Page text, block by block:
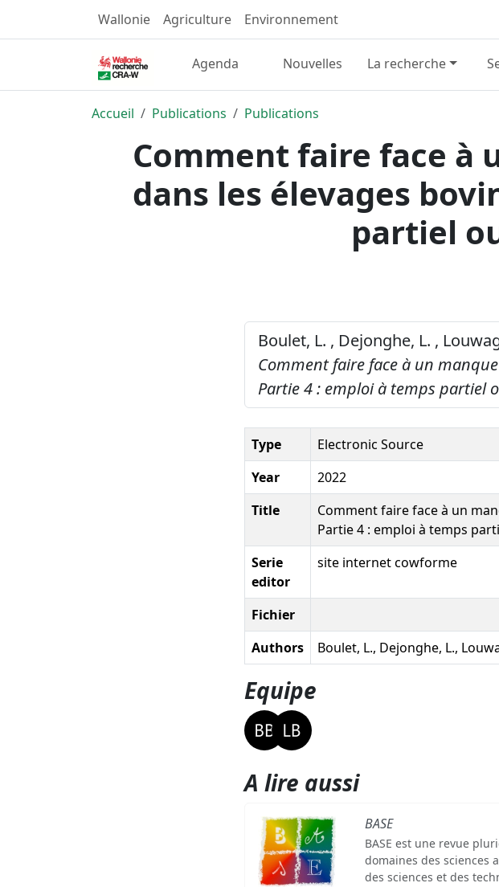
Wallonie Agriculture Environnement
Agenda Nouvelles La recherche
Accueil Publications Publications
Comment faire face à
dans les élevages
partiel
Boulet, L. , Dejonghe, L. ,
Comment faire face à un
Partie 4 : emploi à temps partiel
Type
Electronic Source
Year
2022
Title
Comment faire face à un
Partie 4 : emploi à temps
Serie
editor
site internet cowforme
Fichier
Authors
Boulet, L., Dejonghe, L.,
Equipe
A lire aussi
BASE
BASE est une revue
domaines des sciences
des sciences et des